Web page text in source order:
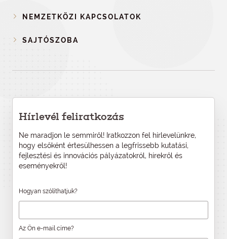
NEMZETKÖZI KAPCSOLATOK
SAJTÓSZOBA
Hírlevél feliratkozás
Ne maradjon le semmiről! Iratkozzon fel hírlevelünkre,
hogy elsőként értesülhessen a legfrissebb kutatási,
fejlesztési és innovációs pályázatokról, hírekről és
eseményekről!
Hogyan szólíthatjuk?
Az Ön e-mail címe?